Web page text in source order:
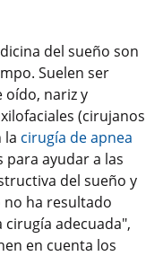
del sueño son
Suelen ser
nariz y
(cirujanos
la cirugía de apnea
ayudar a las
del sueño y
ha resultado
cirugía adecuada",
en cuenta los